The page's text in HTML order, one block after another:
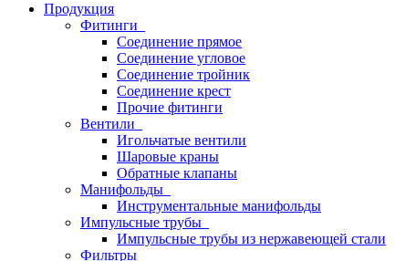
Продукция
Фитинги
Соединение прямое
Соединение угловое
Соединение тройник
Соединение крест
Прочие фитинги
Вентили
Игольчатые вентили
Шаровые краны
Обратные клапаны
Манифольды
Инструментальные манифольды
Импульсные трубы
Импульсные трубы из нержавеющей стали
Фильтры